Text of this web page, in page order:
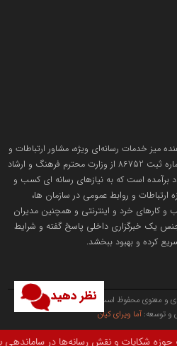
نظر دهید
مردمی
نفت
خبر
میز خدمات رسانه‌ای ویژه، مشاور ارتباطات و
رسانه و دارنده مجوز رسانه رسمی با شماره ثبت 86752 از وزارت محترم فرهنگ و ارشاد
برآمده است که به نیازهای رسانه ای کسب و
و روابط عمومی در سازمان ها،
و کارهای خرد و اینترنتی و همچنین مدیران
جنس یک خبرگزاری داخلی پاسخ گفته و شرایط
کرده و بهبود ببخشد.
و معنوی محفوظ است.
و توسعه: آما ویرای کیان
سخن گفت.